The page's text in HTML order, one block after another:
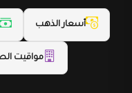
أسعار الذهب
مواقيت